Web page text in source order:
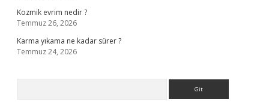
Kozmik evrim nedir ?
Temmuz 26, 2026
Karma yıkama ne kadar sürer ?
Temmuz 24, 2026